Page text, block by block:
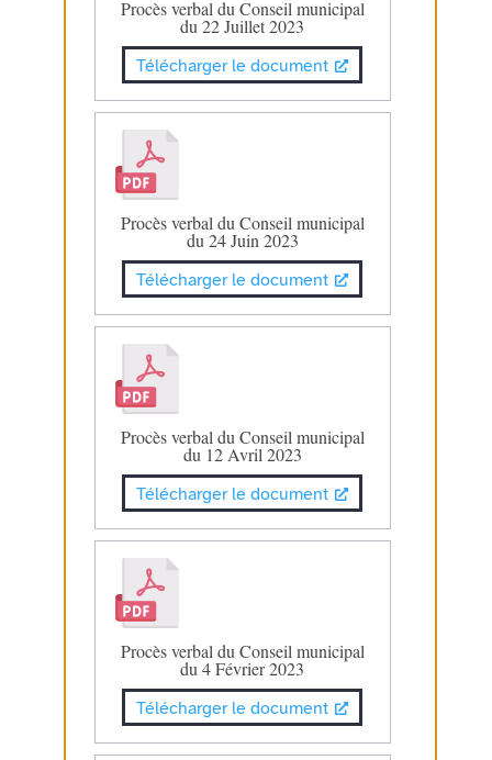
Procès verbal du Conseil municipal
du 22 Juillet 2023
Télécharger le document
Procès verbal du Conseil municipal
du 24 Juin 2023
Télécharger le document
Procès verbal du Conseil municipal
du 12 Avril 2023
Télécharger le document
Procès verbal du Conseil municipal
du 4 Février 2023
Télécharger le document